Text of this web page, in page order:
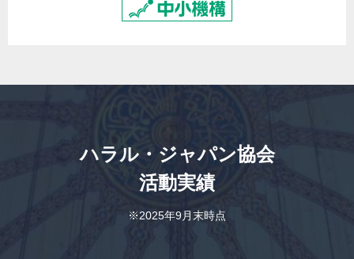
ハラル・ジャパン協会
活動実績
※2025年9月末時点